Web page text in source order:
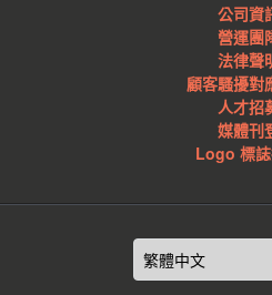
公司資
營運團
法律聲
顧客騷擾對
人才招
媒體刊
Logo 標